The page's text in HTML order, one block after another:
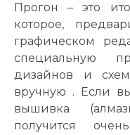
Прогон – это
которое,
графическом
специальную
дизайнов и
вручную . Если
вышивка
получится